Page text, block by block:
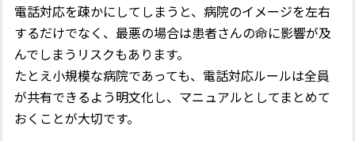
電話対応を疎かにしてしまうと、病院のイメージを左右
するだけでなく、最悪の場合は患者さんの命に影響が及
んでしまうリスクもあります。
たとえ小規模な病院であっても、電話対応ルールは全員
が共有できるよう明文化し、マニュアルとしてまとめて
おくことが大切です。